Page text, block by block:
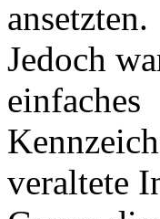
ansetzten.
Jedoch
einfaches
veraltete